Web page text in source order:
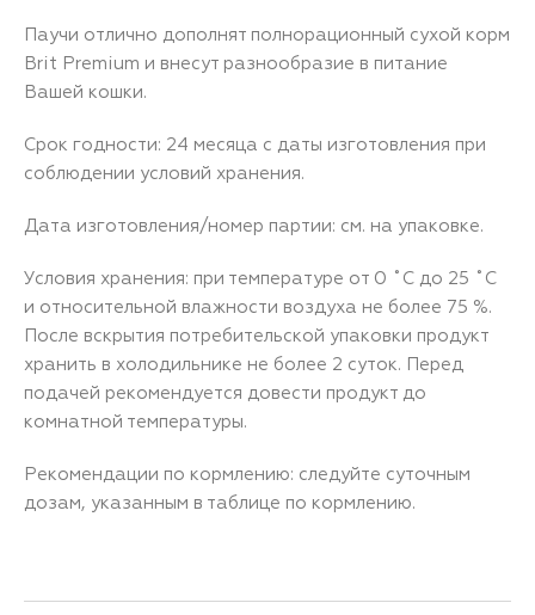
Паучи отлично дополнят полнорационный сухой корм
Brit Premium и внесут разнообразие в питание
Вашей кошки.
Срок годности: 24 месяца с даты изготовления при
соблюдении условий хранения.
Дата изготовления/номер партии: см. на упаковке.
Условия хранения: при температуре от 0 ˚С до 25 ˚С
и относительной влажности воздуха не более 75 %.
После вскрытия потребительской упаковки продукт
хранить в холодильнике не более 2 суток. Перед
подачей рекомендуется довести продукт до
комнатной температуры.
Рекомендации по кормлению: следуйте суточным
дозам, указанным в таблице по кормлению.